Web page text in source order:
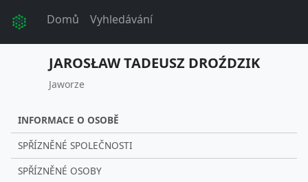
Domů Vyhledávání
JAROSŁAW TADEUSZ DROŹDZIK
Jaworze
INFORMACE O OSOBĚ
SPŘÍZNĚNÉ SPOLEČNOSTI
SPŘÍZNĚNÉ OSOBY